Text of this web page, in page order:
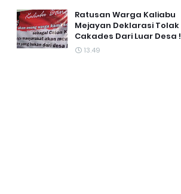
Ratusan Warga Kaliabu
Mejayan Deklarasi Tolak
Cakades Dari Luar Desa !
13.49